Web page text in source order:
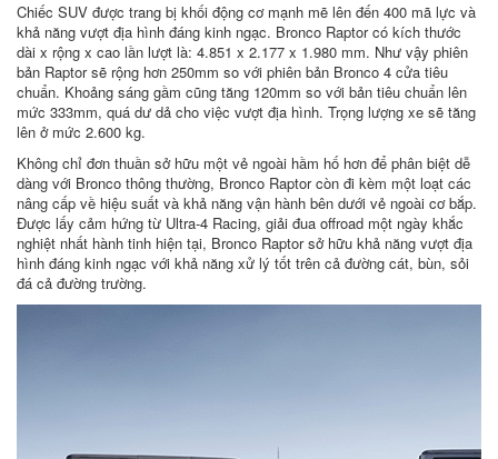
Chiếc SUV được trang bị khối động cơ mạnh mẽ lên đến 400 mã lực và
khả năng vượt địa hình đáng kinh ngạc. Bronco Raptor có kích thước
dài x rộng x cao lần lượt là: 4.851 x 2.177 x 1.980 mm. Như vậy phiên
bản Raptor sẽ rộng hơn 250mm so với phiên bản Bronco 4 cửa tiêu
chuẩn. Khoảng sáng gầm cũng tăng 120mm so với bản tiêu chuẩn lên
mức 333mm, quá dư dả cho việc vượt địa hình. Trọng lượng xe sẽ tăng
lên ở mức 2.600 kg.
Không chỉ đơn thuần sở hữu một vẻ ngoài hầm hố hơn để phân biệt dễ
dàng với Bronco thông thường, Bronco Raptor còn đi kèm một loạt các
nâng cấp về hiệu suất và khả năng vận hành bên dưới vẻ ngoài cơ bắp.
Được lấy cảm hứng từ Ultra-4 Racing, giải đua offroad một ngày khắc
nghiệt nhất hành tinh hiện tại, Bronco Raptor sở hữu khả năng vượt địa
hình đáng kinh ngạc với khả năng xử lý tốt trên cả đường cát, bùn, sỏi
đá cả đường trường.